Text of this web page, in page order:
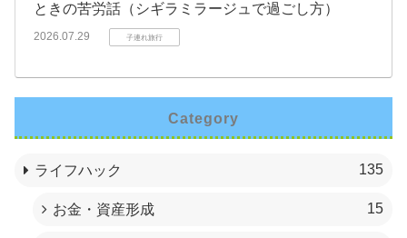
ときの苦労話（シギラミラージュで過ごし方）
2026.07.29 子連れ旅行
Category
ライフハック 135
お金・資産形成 15